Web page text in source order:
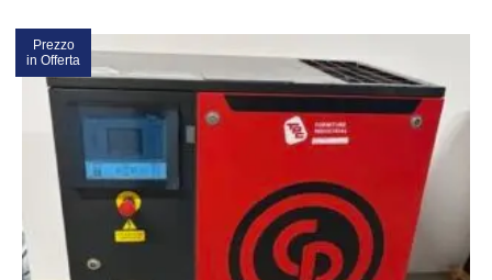
تخفيضات!
Prezzo
in Offerta